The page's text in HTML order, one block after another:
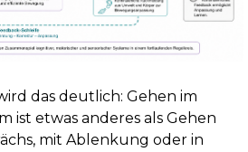
das deutlich: Gehen im
ist etwas anderes als Gehen
mit Ablenkung oder in